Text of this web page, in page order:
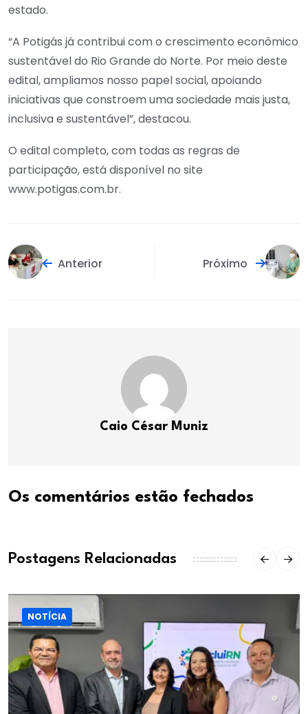
estado.
“A Potigás já contribui com o crescimento econômico
sustentável do Rio Grande do Norte. Por meio deste
edital, ampliamos nosso papel social, apoiando
iniciativas que constroem uma sociedade mais justa,
inclusiva e sustentável”, destacou.
O edital completo, com todas as regras de
participação, está disponível no site
www.potigas.com.br.
Anterior Próximo
Caio César Muniz
Os comentários estão fechados
Postagens Relacionadas
NOTÍCIA